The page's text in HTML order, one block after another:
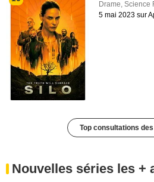
Drame ,Science
5 mai 2023 sur
Top consultations
Nouvelles séries les +